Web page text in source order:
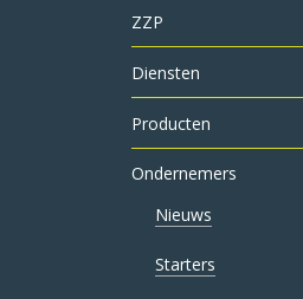
ZZP
Diensten
Producten
Ondernemers
Nieuws
Starters